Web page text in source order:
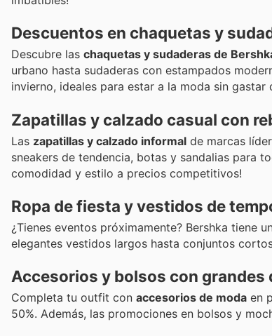
Descuentos en chaquetas y
Descubre las chaquetas y sudaderas de
urbano hasta sudaderas con estampados
invierno, ideales para estar a la moda sin gastar
Zapatillas y calzado casual con
Las zapatillas y calzado informal de marcas
sneakers de tendencia, botas y sandalias para
comodidad y estilo a precios competitivos!
Ropa de fiesta y vestidos de
¿Tienes eventos próximamente? Bershka tiene
elegantes vestidos largos hasta conjuntos
Accesorios y bolsos con grandes
Completa tu outfit con accesorios de moda en
50%. Además, las promociones en bolsos y